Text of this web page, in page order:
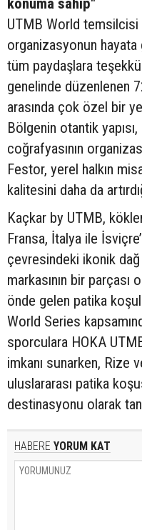
konuma sahip"
UTMB World
organizasyonun
tüm paydaşlara
genelinde düzenlenen
arasında çok özel bir
Bölgenin otantik
coğrafyasının
Festor, yerel halkın
kalitesini daha da
Kaçkar by UTMB,
Fransa, İtalya ile
çevresindeki ikonik
markasının bir parçası
önde gelen patika
World Series
sporculara HOKA
imkanı sunarken, Rize
uluslararası patika
destinasyonu olarak
HABERE YORUM KAT